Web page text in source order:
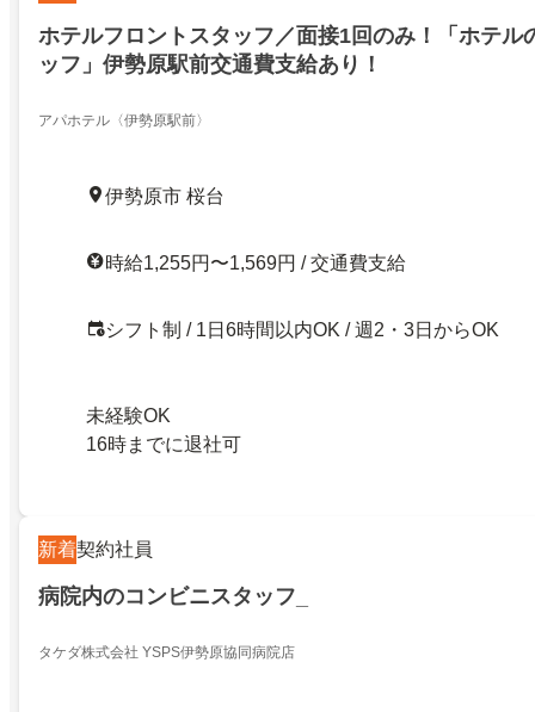
ホテルフロントスタッフ／面接1回のみ！「ホテル
ッフ」伊勢原駅前交通費支給あり！
アパホテル〈伊勢原駅前〉
伊勢原市 桜台
時給1,255円〜1,569円 / 交通費支給
シフト制 / 1日6時間以内OK / 週2・3日からOK
未経験OK
16時までに退社可
新着契約社員
病院内のコンビニスタッフ_
タケダ株式会社 YSPS伊勢原協同病院店